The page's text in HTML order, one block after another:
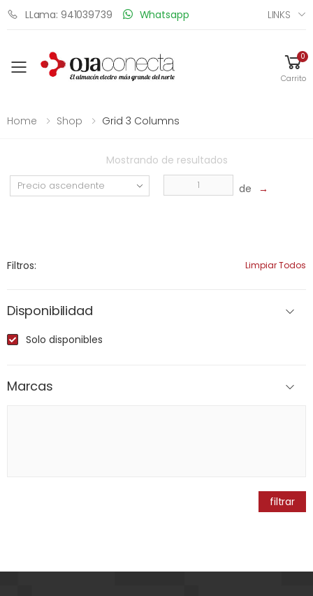
LLama: 941039739 Whatsapp LINKS
Toggle mobile menu
0
Carrito
Home Shop Grid 3 Columns
Mostrando de resultados
de →
Filtros: Limpiar Todos
Disponibilidad
Solo disponibles
Marcas
filtrar